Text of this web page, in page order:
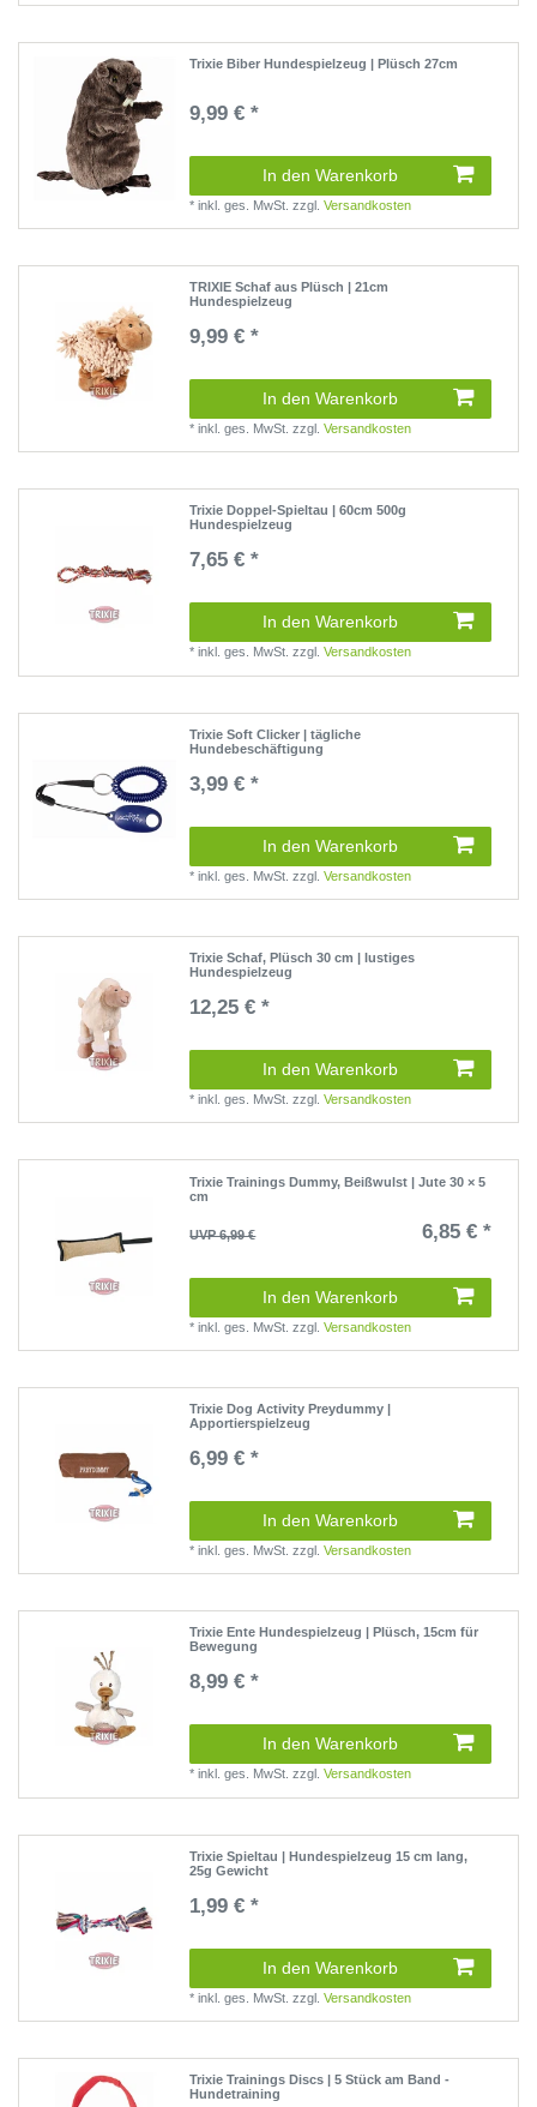
Trixie Biber Hundespielzeug | Plüsch 27cm
9,99 € *
In den Warenkorb
*inkl. ges. MwSt. zzgl.Versandkosten
TRIXIE Schaf aus Plüsch | 21cm
Hundespielzeug
9,99 € *
In den Warenkorb
*inkl. ges. MwSt. zzgl.Versandkosten
Trixie Doppel-Spieltau | 60cm 500g
Hundespielzeug
7,65 € *
In den Warenkorb
*inkl. ges. MwSt. zzgl.Versandkosten
Trixie Soft Clicker | tägliche
Hundebeschäftigung
3,99 € *
In den Warenkorb
*inkl. ges. MwSt. zzgl.Versandkosten
Trixie Schaf, Plüsch 30 cm | lustiges
Hundespielzeug
12,25 € *
In den Warenkorb
*inkl. ges. MwSt. zzgl.Versandkosten
Trixie Trainings Dummy, Beißwulst | Jute 30 × 5
cm
UVP 6,99 € 6,85 € *
In den Warenkorb
*inkl. ges. MwSt. zzgl.Versandkosten
Trixie Dog Activity Preydummy |
Apportierspielzeug
6,99 € *
In den Warenkorb
*inkl. ges. MwSt. zzgl.Versandkosten
Trixie Ente Hundespielzeug | Plüsch, 15cm für
Bewegung
8,99 € *
In den Warenkorb
*inkl. ges. MwSt. zzgl.Versandkosten
Trixie Spieltau | Hundespielzeug 15 cm lang,
25g Gewicht
1,99 € *
In den Warenkorb
*inkl. ges. MwSt. zzgl.Versandkosten
Trixie Trainings Discs | 5 Stück am Band -
Hundetraining